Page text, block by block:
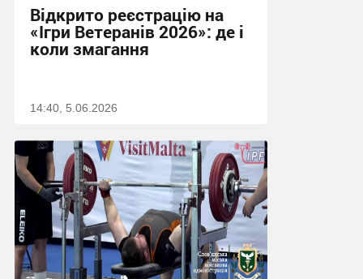
Відкрито реєстрацію на
«Ігри Ветеранів 2026»: де і
коли змагання
14:40, 5.06.2026